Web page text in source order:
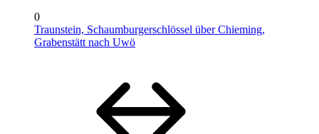
0
Traunstein, Schaumburgerschlössel über Chieming,
Grabenstätt nach Uwö